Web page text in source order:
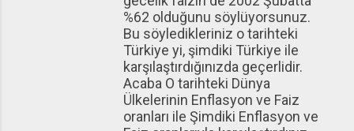
%62 olduğunu söylüyorsunuz.
Bu söyledikleriniz o tarihteki
Türkiye yi, şimdiki Türkiye ile
karşılaştırdığınızda geçerlidir.
Acaba O tarihteki Dünya
Ülkelerinin Enflasyon ve Faiz
oranları ile Şimdiki Enflasyon ve